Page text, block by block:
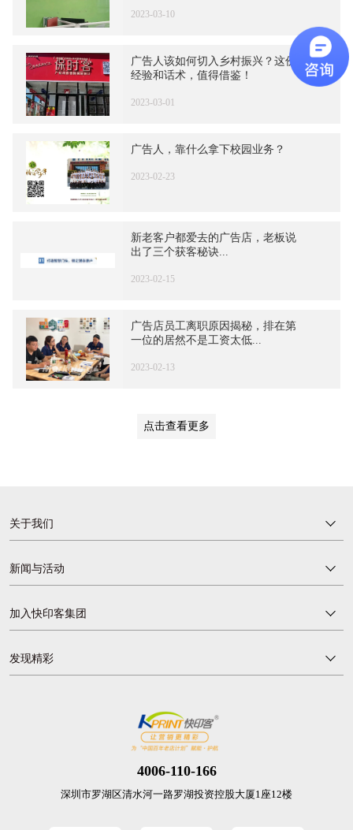
2023-03-10
广告人该如何切入乡村振兴？这份
经验和话术，值得借鉴！
2023-03-01
广告人，靠什么拿下校园业务？
2023-02-23
新老客户都爱去的广告店，老板说
出了三个获客秘诀...
2023-02-15
广告店员工离职原因揭秘，排在第
一位的居然不是工资太低...
2023-02-13
点击查看更多
4006-110-166
深圳市罗湖区清水河一路罗湖投资控股大厦1座12楼
关于我们
新闻与活动
加入快印客集团
发现精彩